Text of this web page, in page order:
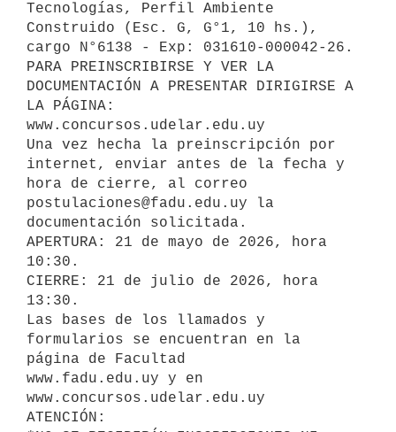
Tecnologías, Perfil Ambiente
Construido (Esc. G, G°1, 10 hs.),
cargo N°6138 - Exp: 031610-000042-26.
PARA PREINSCRIBIRSE Y VER LA
DOCUMENTACIÓN A PRESENTAR DIRIGIRSE A
LA PÁGINA:
www.concursos.udelar.edu.uy
Una vez hecha la preinscripción por
internet, enviar antes de la fecha y
hora de cierre, al correo
postulaciones@fadu.edu.uy la
documentación solicitada.
APERTURA: 21 de mayo de 2026, hora
10:30.
CIERRE: 21 de julio de 2026, hora
13:30.
Las bases de los llamados y
formularios se encuentran en la
página de Facultad
www.fadu.edu.uy y en
www.concursos.udelar.edu.uy
ATENCIÓN: